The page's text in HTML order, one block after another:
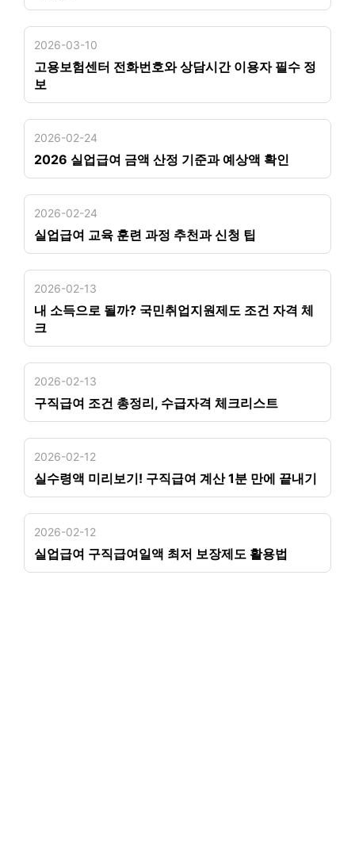
2026-03-10
고용보험센터 전화번호와 상담시간 이용자 필수 정
보
2026-02-24
2026 실업급여 금액 산정 기준과 예상액 확인
2026-02-24
실업급여 교육 훈련 과정 추천과 신청 팁
2026-02-13
내 소득으로 될까? 국민취업지원제도 조건 자격 체
크
2026-02-13
구직급여 조건 총정리, 수급자격 체크리스트
2026-02-12
실수령액 미리보기! 구직급여 계산 1분 만에 끝내기
2026-02-12
실업급여 구직급여일액 최저 보장제도 활용법